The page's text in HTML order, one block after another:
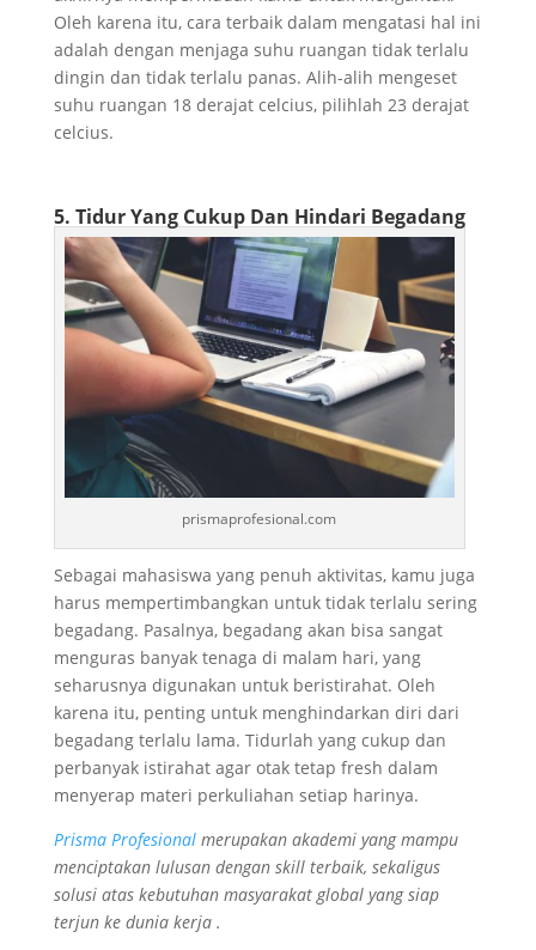
Oleh karena itu, cara terbaik dalam mengatasi hal ini
adalah dengan menjaga suhu ruangan tidak terlalu
dingin dan tidak terlalu panas. Alih-alih mengeset
suhu ruangan 18 derajat celcius, pilihlah 23 derajat
celcius.
5. Tidur Yang Cukup Dan Hindari Begadang
prismaprofesional.com
Sebagai mahasiswa yang penuh aktivitas, kamu juga
harus mempertimbangkan untuk tidak terlalu sering
begadang. Pasalnya, begadang akan bisa sangat
menguras banyak tenaga di malam hari, yang
seharusnya digunakan untuk beristirahat. Oleh
karena itu, penting untuk menghindarkan diri dari
begadang terlalu lama. Tidurlah yang cukup dan
perbanyak istirahat agar otak tetap fresh dalam
menyerap materi perkuliahan setiap harinya.
Prisma Profesionalmerupakan akademi yang mampu
menciptakan lulusan dengan skill terbaik, sekaligus
solusi atas kebutuhan masyarakat global yang siap
terjun ke dunia kerja .